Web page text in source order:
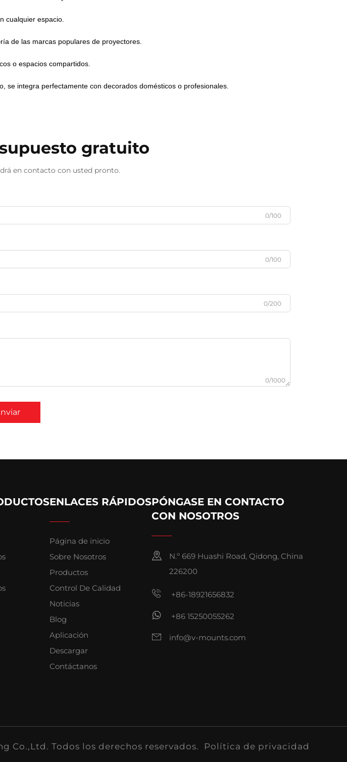
cualquier espacio.
de las marcas populares de proyectores.
o espacios compartidos.
se integra perfectamente con decorados domésticos o profesionales.
gratuito
en contacto con usted pronto.
0/100
0/100
0/200
0/1000
ENLACES RÁPIDOS
Página de inicio
Sobre Nosotros
Productos
Control De Calidad
Noticias
Blog
Aplicación
Descargar
Contáctanos
PÓNGASE EN CONTACTO
CON NOSOTROS
N.º 669 Huashi Road, Qidong, China
226200
+86-18921656832
+86 15250055262
info@v-mounts.com
Co.,Ltd. Todos los derechos reservados. Política de privacidad